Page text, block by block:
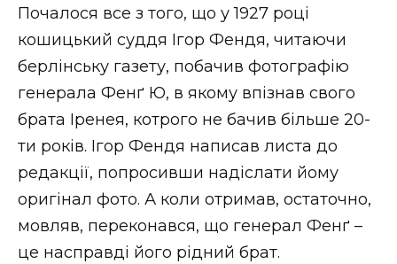
Почалося все з того, що у 1927 році
кошицький суддя Ігор Фендя, читаючи
берлінську газету, побачив фотографію
генерала Фенґ Ю, в якому впізнав свого
брата Іренея, котрого не бачив більше 20-
ти років. Ігор Фендя написав листа до
редакції, попросивши надіслати йому
оригінал фото. А коли отримав, остаточно,
мовляв, переконався, що генерал Фенґ –
це насправді його рідний брат.